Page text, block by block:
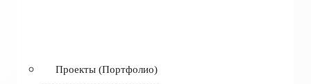
Проекты (Портфолио)